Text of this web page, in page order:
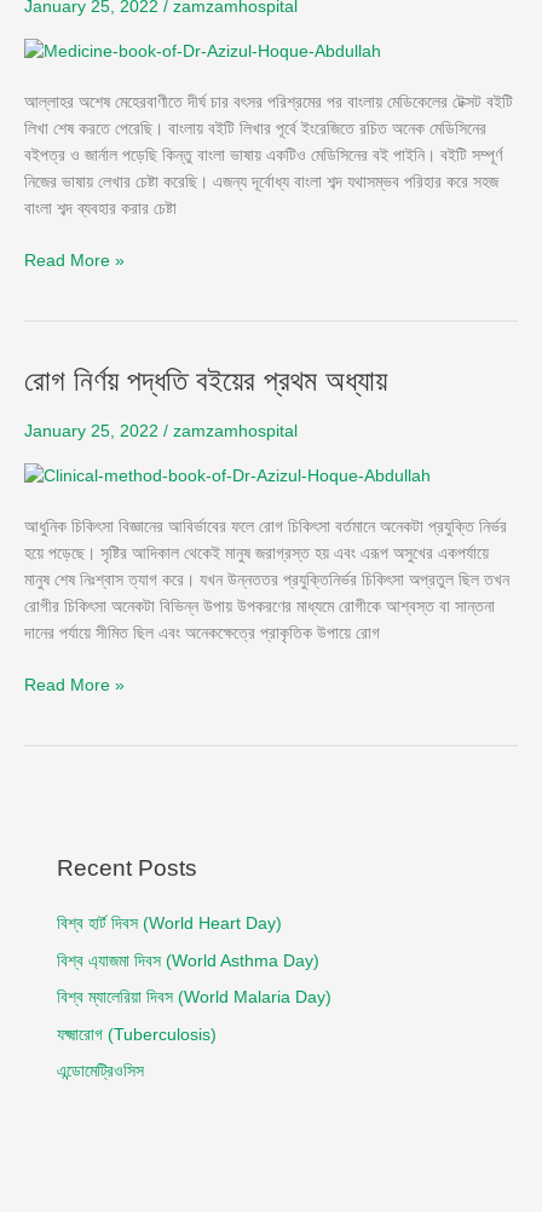
January 25, 2022 / zamzamhospital
আল্লাহর অশেষ মেহেরবাণীতে দীর্ঘ চার বৎসর পরিশ্রমের পর বাংলায় মেডিকেলের টেক্সট বইটি
লিখা শেষ করতে পেরেছি। বাংলায় বইটি লিখার পূর্বে ইংরেজিতে রচিত অনেক মেডিসিনের
বইপত্র ও জার্নাল পড়েছি কিন্তু বাংলা ভাষায় একটিও মেডিসিনের বই পাইনি। বইটি সম্পূর্ণ
নিজের ভাষায় লেখার চেষ্টা করেছি। এজন্য দূর্বোধ্য বাংলা শব্দ যথাসম্ভব পরিহার করে সহজ
বাংলা শব্দ ব্যবহার করার চেষ্টা
Read More »
রোগ নির্ণয় পদ্ধতি বইয়ের প্রথম অধ্যায়
January 25, 2022 / zamzamhospital
আধুনিক চিকিৎসা বিজ্ঞানের আবির্ভাবের ফলে রোগ চিকিৎসা বর্তমানে অনেকটা প্রযুক্তি নির্ভর
হয়ে পড়েছে। সৃষ্টির আদিকাল থেকেই মানুষ জরাগ্রস্ত হয় এবং এরূপ অসুখের একপর্যায়ে
মানুষ শেষ নিঃশ্বাস ত্যাগ করে। যখন উন্নততর প্রযুক্তিনির্ভর চিকিৎসা অপ্রতুল ছিল তখন
রোগীর চিকিৎসা অনেকটা বিভিন্ন উপায় উপকরণের মাধ্যমে রোগীকে আশ্বস্ত বা সান্তনা
দানের পর্যায়ে সীমিত ছিল এবং অনেকক্ষেত্রে প্রাকৃতিক উপায়ে রোগ
রোগ
পদ্ধতি
প্রথম
Read More »
Recent Posts
বিশ্ব হার্ট দিবস (World Heart Day)
বিশ্ব এ্যাজমা দিবস (World Asthma Day)
বিশ্ব ম্যালেরিয়া দিবস (World Malaria Day)
যক্ষ্মারোগ (Tuberculosis)
এন্ডোমেট্রিওসিস